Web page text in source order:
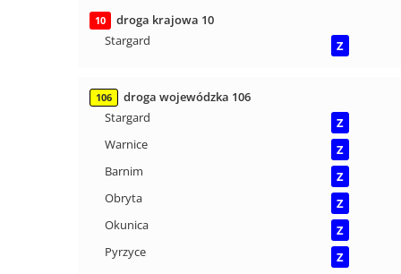
10
droga krajowa 10
Stargard
Z
106
droga wojewódzka 106
Stargard
Z
Warnice
Z
Barnim
Z
Obryta
Z
Okunica
Z
Pyrzyce
Z